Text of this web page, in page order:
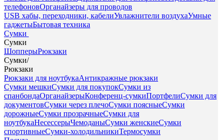
телефоновОрганайзеры для проводов
USB хабы, переходники, кабелиУвлажнители воздухаУмные
гаджетыБытовая техника
Сумки
Сумки
ШопперыРюкзаки
Сумки/
Рюкзаки
Рюкзаки для ноутбукаАнтикражные рюкзаки
Сумки мешкиСумки для покупокСумки из
спанбондаОрганайзерыКонференц-сумкиПортфелиСумки для
документовСумки через плечоСумки поясныеСумки
дорожныеСумки прозрачныеСумки для
ноутбукаНесессерыЧемоданыСумки женскиеСумки
спортивныеСумки-холодильникиТермосумки